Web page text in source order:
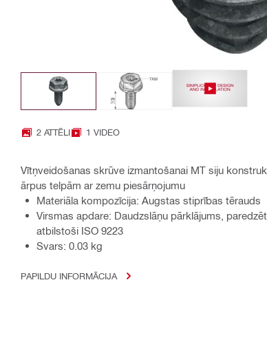
2 ATTĒLI 1 VIDEO
Vītņveidošanas skrūve izmantošanai MT siju
ārpus telpām ar zemu piesārņojumu
Materiāla kompozīcija: Augstas stiprības tērauds
Virsmas apdare: Daudzslāņu pārklājums,
atbilstoši ISO 9223
Svars: 0.03 kg
PAPILDU INFORMĀCIJA